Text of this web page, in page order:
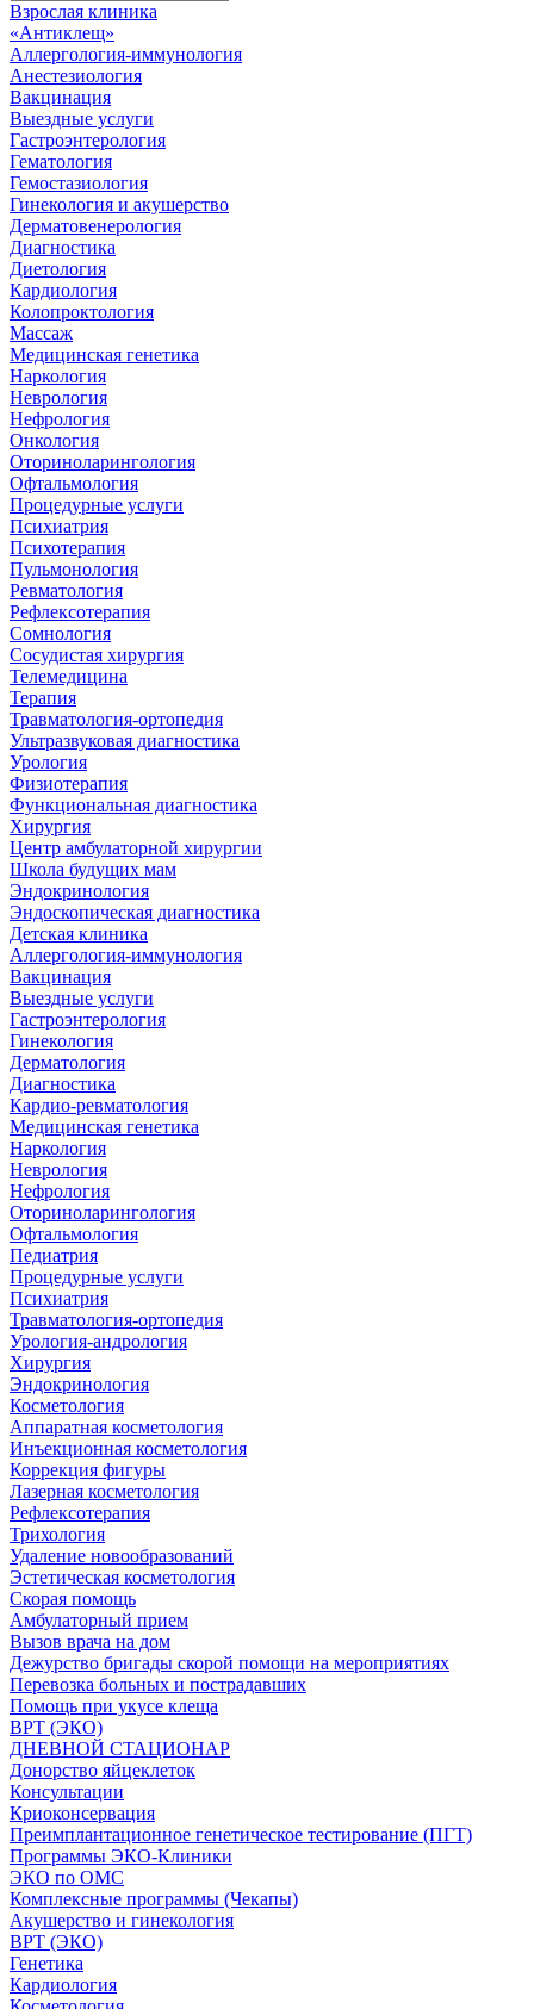
Взрослая клиника
«Антиклещ»
Аллергология-иммунология
Анестезиология
Вакцинация
Выездные услуги
Гастроэнтерология
Гематология
Гемостазиология
Гинекология и акушерство
Дерматовенерология
Диагностика
Диетология
Кардиология
Колопроктология
Массаж
Медицинская генетика
Наркология
Неврология
Нефрология
Онкология
Оториноларингология
Офтальмология
Процедурные услуги
Психиатрия
Психотерапия
Пульмонология
Ревматология
Рефлексотерапия
Сомнология
Сосудистая хирургия
Телемедицина
Терапия
Травматология-ортопедия
Ультразвуковая диагностика
Урология
Физиотерапия
Функциональная диагностика
Хирургия
Центр амбулаторной хирургии
Школа будущих мам
Эндокринология
Эндоскопическая диагностика
Детская клиника
Аллергология-иммунология
Вакцинация
Выездные услуги
Гастроэнтерология
Гинекология
Дерматология
Диагностика
Кардио-ревматология
Медицинская генетика
Наркология
Неврология
Нефрология
Оториноларингология
Офтальмология
Педиатрия
Процедурные услуги
Психиатрия
Травматология-ортопедия
Урология-андрология
Хирургия
Эндокринология
Косметология
Аппаратная косметология
Инъекционная косметология
Коррекция фигуры
Лазерная косметология
Рефлексотерапия
Трихология
Удаление новообразований
Эстетическая косметология
Скорая помощь
Амбулаторный прием
Вызов врача на дом
Дежурство бригады скорой помощи на мероприятиях
Перевозка больных и пострадавших
Помощь при укусе клеща
ВРТ (ЭКО)
ДНЕВНОЙ СТАЦИОНАР
Донорство яйцеклеток
Консультации
Криоконсервация
Преимплантационное генетическое тестирование (ПГТ)
Программы ЭКО-Клиники
ЭКО по ОМС
Комплексные программы (Чекапы)
Акушерство и гинекология
ВРТ (ЭКО)
Генетика
Кардиология